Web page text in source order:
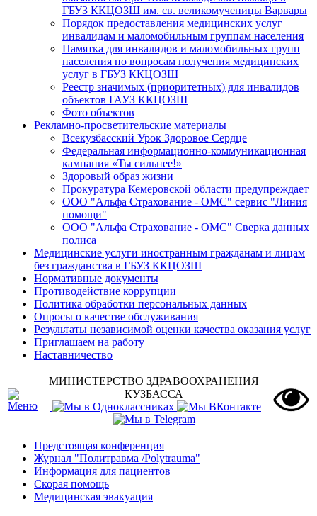
ГБУЗ ККЦОЗШ им. св. великомученицы Варвары
Порядок предоставления медицинских услуг
инвалидам и маломобильным группам населения
Памятка для инвалидов и маломобильных групп
населения по вопросам получения медицинских
услуг в ГБУЗ ККЦОЗШ
Реестр значимых (приоритетных) для инвалидов
объектов ГАУЗ ККЦОЗШ
Фото объектов
Рекламно-просветительские материалы
Всекузбасский Урок Здоровое Сердце
Федеральная информационно-коммуникационная
кампания «Ты сильнее!»
Здоровый образ жизни
Прокуратура Кемеровской области предупреждает
ООО "Альфа Страхование - ОМС" сервис "Линия
помощи"
ООО "Альфа Страхование - ОМС" Сверка данных
полиса
Медицинские услуги иностранным гражданам и лицам
без гражданства в ГБУЗ ККЦОЗШ
Нормативные документы
Противодействие коррупции
Политика обработки персональных данных
Опросы о качестве обслуживания
Результаты независимой оценки качества оказания услуг
Приглашаем на работу
Наставничество
МИНИСТЕРСТВО ЗДРАВООХРАНЕНИЯ
КУЗБАССА
Предстоящая конференция
Журнал "Политравма /Polytrauma"
Информация для пациентов
Скорая помощь
Медицинская эвакуация